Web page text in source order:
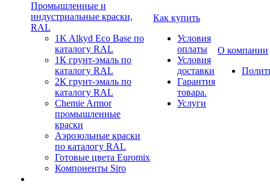
Промышленные и
индустриальные краски,
RAL
1K Alkyd Eco Base по
каталогу RAL
1К грунт-эмаль по
каталогу RAL
2К грунт-эмаль по
каталогу RAL
Chemie Armor
промышленные
краски
Аэрозольные краски
по каталогу RAL
Готовые цвета Euromix
Компоненты Siro
Как купить
Условия
оплаты
Условия
доставки
Гарантия
товара.
Услуги
О компании